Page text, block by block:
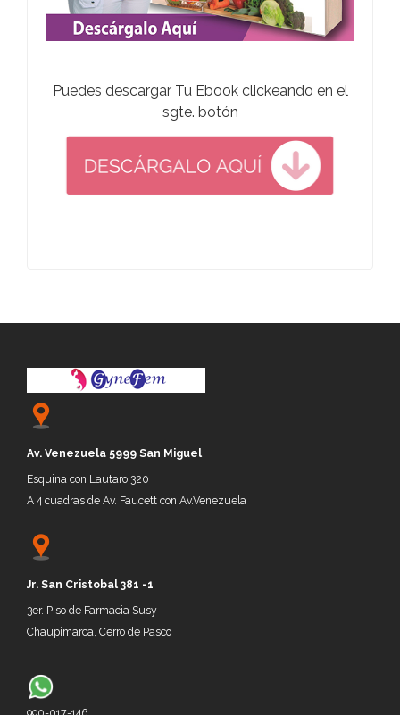
Puedes descargar Tu Ebook clickeando en el
sgte. botón
Av. Venezuela 5999 San Miguel
Esquina con Lautaro 320
A 4 cuadras de Av. Faucett con Av.Venezuela
Jr. San Cristobal 381 -1
3er. Piso de Farmacia Susy
Chaupimarca, Cerro de Pasco